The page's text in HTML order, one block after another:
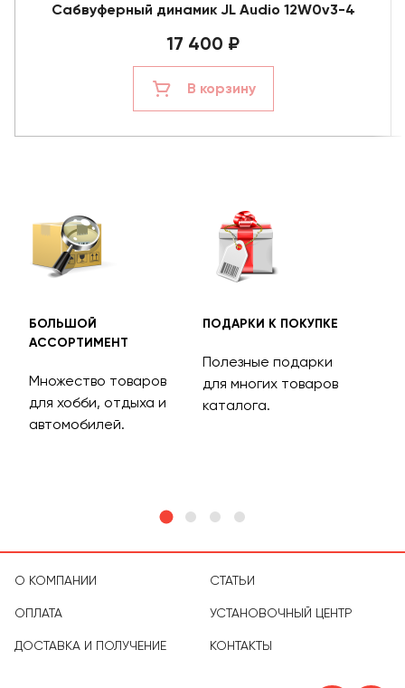
Сабвуферный динамик JL Audio 12W0v3-4
17 400 ₽
В корзину
БОЛЬШОЙ
АССОРТИМЕНТ
Множество товаров
для хобби, отдыха и
автомобилей.
ПОДАРКИ К ПОКУПКЕ
Полезные подарки
для многих товаров
каталога.
О КОМПАНИИ
ОПЛАТА
ДОСТАВКА И ПОЛУЧЕНИЕ
СТАТЬИ
УСТАНОВОЧНЫЙ ЦЕНТР
КОНТАКТЫ